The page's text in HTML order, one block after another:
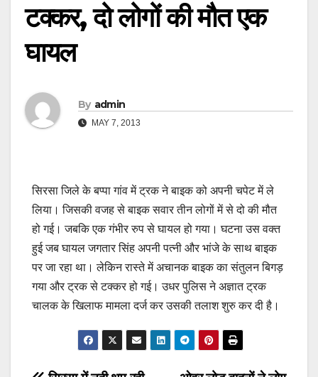
टक्कर, दो लोगों की मौत एक
घायल
By admin
MAY 7, 2013
सिरसा जिले के बप्पा गांव में ट्रक ने बाइक को अपनी चपेट में ले
लिया। जिसकी वजह से बाइक सवार तीन लोगों में से दो की मौत
हो गई। जबकि एक गंभीर रुप से घायल हो गया। घटना उस वक्त
हुई जब घायल जगतार सिंह अपनी पत्नी और भांजे के साथ बाइक
पर जा रहा था। लेकिन रास्ते में अचानक बाइक का संतुलन बिगड़
गया और ट्रक से टक्कर हो गई। उधर पुलिस ने अज्ञात ट्रक
चालक के खिलाफ मामला दर्ज कर उसकी तलाश शुरु कर दी है।